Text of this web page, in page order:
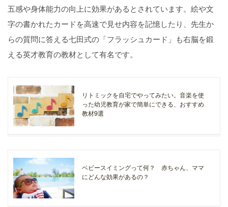
五感や身体能力の向上に効果があるとされています。絵や文
字の書かれたカードを高速で見せ内容を記憶したり、先生か
らの質問に答える七田式の「フラッシュカード」も右脳を鍛
える英才教育の教材として有名です。
リトミックを自宅でやってみたい。音楽を使
った幼児教育が家で簡単にできる、おすすめ
教材9選
ベビースイミングって何？ 赤ちゃん、ママ
にどんな効果があるの？